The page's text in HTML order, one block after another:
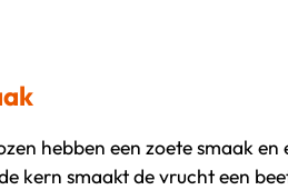
hebben een zoete smaak
kern smaakt de vrucht een